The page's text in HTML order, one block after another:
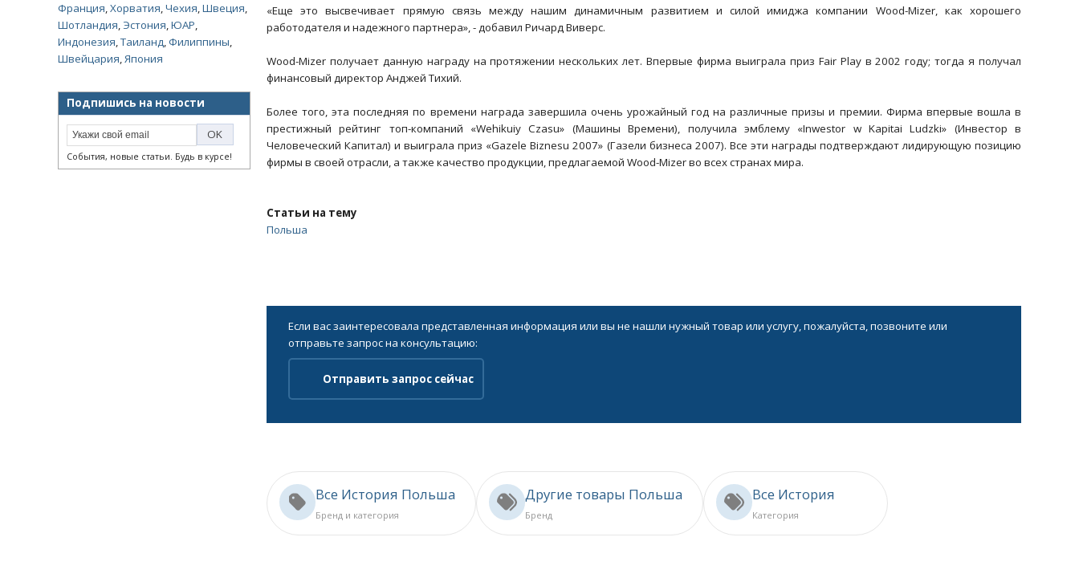
Франция,Хорватия,Чехия,Швеция,
Шотландия, Эстония,ЮАР,
Индонезия,Таиланд,Филиппины,
Швейцария,Япония
Подпишись на новости
События, новые статьи. Будь в курсе!
«Еще это высвечивает прямую связь между нашим динамичным развитием и силой имиджа компании Wood-Mizer, как хорошего
работодателя и надежного партнера», - добавил Ричард Виверс.
Wood-Mizer получает данную награду на протяжении нескольких лет. Впервые фирма выиграла приз Fair Play в 2002 году; тогда я получал
финансовый директор Анджей Тихий.
Более того, эта последняя по времени награда завершила очень урожайный год на различные призы и премии. Фирма впервые вошла в
престижный рейтинг топ-компаний «Wehikuіy Czasu» (Машины Времени), получила эмблему «Inwestor w Kapitaі Ludzki» (Инвестор в
Человеческий Капитал) и выиграла приз «Gazele Biznesu 2007» (Газели бизнеса 2007). Все эти награды подтверждают лидирующую позицию
фирмы в своей отрасли, а также качество продукции, предлагаемой Wood-Mizer во всех странах мира.
Статьи на тему
Польша
Если вас заинтересовала представленная информация или вы не нашли нужный товар или услугу, пожалуйста, позвоните или
отправьте запрос на консультацию:
Отправить запрос сейчас
Все История Польша
Бренд и категория
Другие товары Польша
Бренд
Все История
Категория